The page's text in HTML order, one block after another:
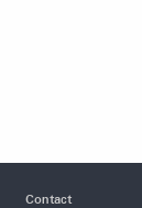
Footer
Contact